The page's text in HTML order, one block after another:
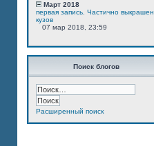
Март 2018
первая запись. Частично выкрашен
кузов
07 мар 2018, 23:59
Поиск блогов
Расширенный поиск